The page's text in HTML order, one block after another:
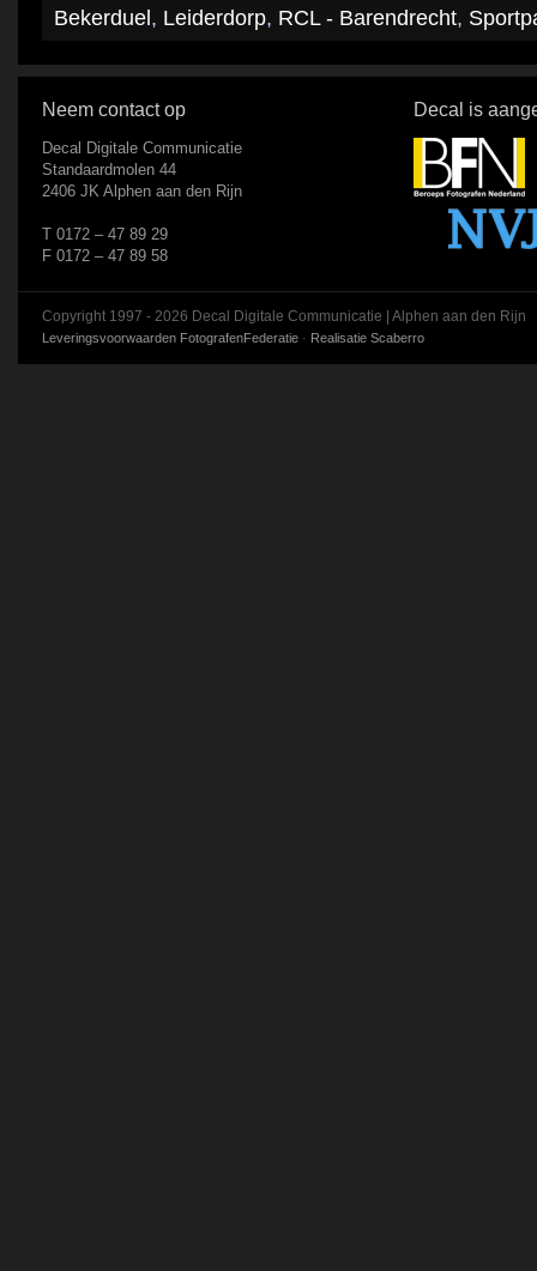
Bekerduel , Leiderdorp, RCL - Barendrecht,
Neem contact op
Decal Digitale Communicatie
Standaardmolen 44
2406 JK Alphen aan den Rijn
T 0172 – 47 89 29
F 0172 – 47 89 58
Decal is
Copyright 1997 - 2026 Decal Digitale Communicatie | Alphen aan den Rijn
Leveringsvoorwaarden FotografenFederatie · Realisatie Scaberro